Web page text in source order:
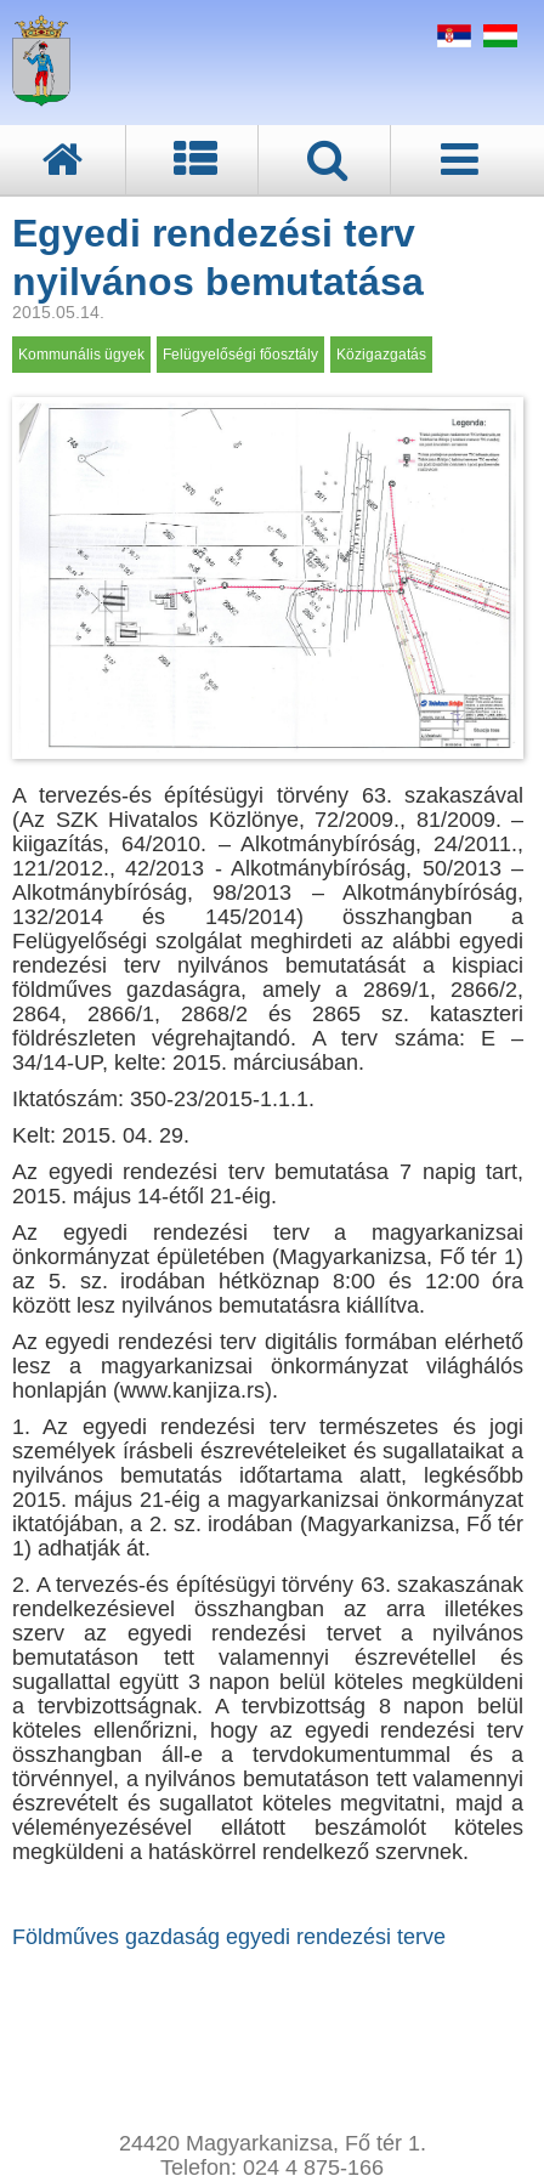
Egyedi rendezési terv
nyilvános bemutatása
2015.05.14.
Kommunális ügyek Felügyelőségi főosztály Közigazgatás
A tervezés-és építésügyi törvény 63. szakaszával
(Az SZK Hivatalos Közlönye, 72/2009., 81/2009. –
kiigazítás, 64/2010. – Alkotmánybíróság, 24/2011.,
121/2012., 42/2013 - Alkotmánybíróság, 50/2013 –
Alkotmánybíróság, 98/2013 – Alkotmánybíróság,
132/2014 és 145/2014) összhangban a
Felügyelőségi szolgálat meghirdeti az alábbi egyedi
rendezési terv nyilvános bemutatását a kispiaci
földműves gazdaságra, amely a 2869/1, 2866/2,
2864, 2866/1, 2868/2 és 2865 sz. kataszteri
földrészleten végrehajtandó. A terv száma: Е –
34/14-UP, kelte: 2015. márciusában.
Iktatószám: 350-23/2015-1.1.1.
Kelt: 2015. 04. 29.
Az egyedi rendezési terv bemutatása 7 napig tart,
2015. május 14-étől 21-éig.
Az egyedi rendezési terv a magyarkanizsai
önkormányzat épületében (Magyarkanizsa, Fő tér 1)
az 5. sz. irodában hétköznap 8:00 és 12:00 óra
között lesz nyilvános bemutatásra kiállítva.
Az egyedi rendezési terv digitális formában elérhető
lesz a magyarkanizsai önkormányzat világhálós
honlapján (www.kanjiza.rs).
1. Az egyedi rendezési terv természetes és jogi
személyek írásbeli észrevételeiket és sugallataikat a
nyilvános bemutatás időtartama alatt, legkésőbb
2015. május 21-éig a magyarkanizsai önkormányzat
iktatójában, a 2. sz. irodában (Magyarkanizsa, Fő tér
1) adhatják át.
2. A tervezés-és építésügyi törvény 63. szakaszának
rendelkezésievel összhangban az arra illetékes
szerv az egyedi rendezési tervet a nyilvános
bemutatáson tett valamennyi észrevétellel és
sugallattal együtt 3 napon belül köteles megküldeni
a tervbizottságnak. A tervbizottság 8 napon belül
köteles ellenőrizni, hogy az egyedi rendezési terv
összhangban áll-e a tervdokumentummal és a
törvénnyel, a nyilvános bemutatáson tett valamennyi
észrevételt és sugallatot köteles megvitatni, majd a
véleményezésével ellátott beszámolót köteles
megküldeni a hatáskörrel rendelkező szervnek.
Földműves gazdaság egyedi rendezési terve
24420 Magyarkanizsa, Fő tér 1.
Telefon: 024 4 875-166